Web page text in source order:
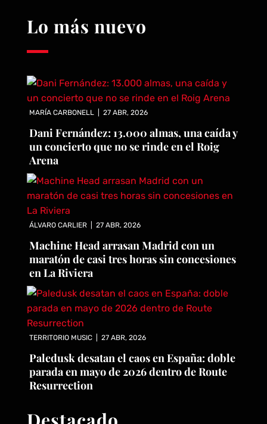
Lo más nuevo
MARÍA CARBONELL 27 ABR, 2026
Dani Fernández: 13.000 almas, una caída y
un concierto que no se rinde en el Roig
Arena
ÁLVARO CARLIER 27 ABR, 2026
Machine Head arrasan Madrid con un
maratón de casi tres horas sin concesiones
en La Riviera
TERRITORIO MUSIC 27 ABR, 2026
Paledusk desatan el caos en España: doble
parada en mayo de 2026 dentro de Route
Resurrection